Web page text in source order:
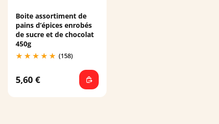
Boite assortiment de
pains d’épices enrobés
de sucre et de chocolat
450g
(158)
5,60 €